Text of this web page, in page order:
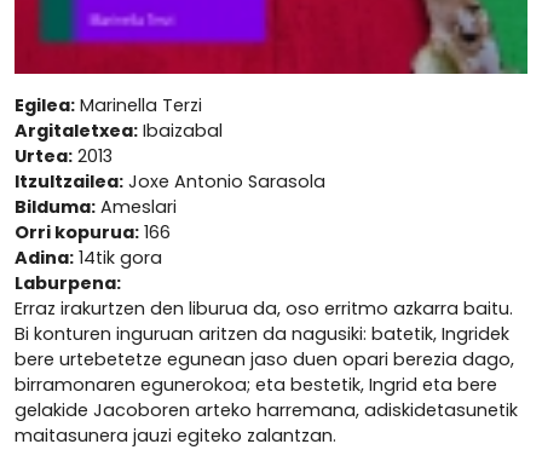
Egilea: Marinella Terzi
Argitaletxea: Ibaizabal
Urtea: 2013
Itzultzailea: Joxe Antonio Sarasola
Bilduma: Ameslari
Orri kopurua: 166
Adina: 14tik gora
Laburpena:
Erraz irakurtzen den liburua da, oso erritmo azkarra baitu.
Bi konturen inguruan aritzen da nagusiki: batetik, Ingridek
bere urtebetetze egunean jaso duen opari berezia dago,
birramonaren egunerokoa; eta bestetik, Ingrid eta bere
gelakide Jacoboren arteko harremana, adiskidetasunetik
maitasunera jauzi egiteko zalantzan.